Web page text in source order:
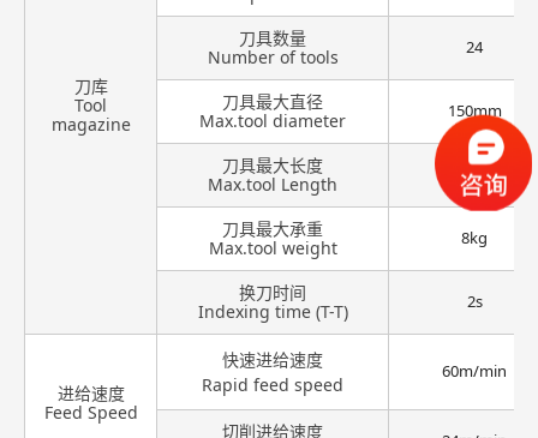
刀库
Tool
magazine
刀具数量
Number of tools
24
刀具最大直径
Max.tool diameter
150mm
刀具最大长度
Max.tool Length
250mm
刀具最大承重
Max.tool weight
8kg
换刀时间
Indexing time (T-T)
2s
进给速度
Feed Speed
快速进给速度
Rapid feed speed
60m/min
切削进给速度